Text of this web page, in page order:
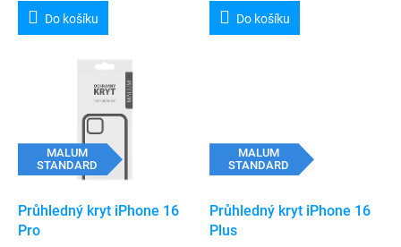
Do košíku Do košíku
MALUM
STANDARD
Průhledný kryt iPhone 16
Pro
MALUM
STANDARD
Průhledný kryt iPhone 16
Plus